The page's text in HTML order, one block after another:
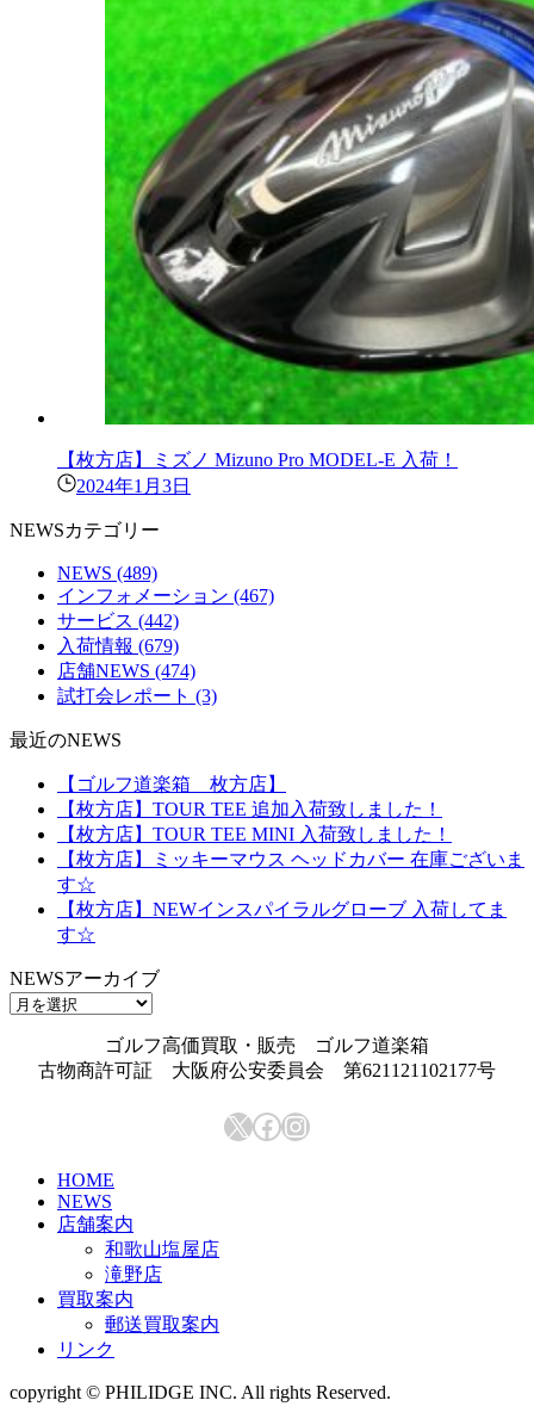
【枚方店】ミズノ Mizuno Pro MODEL-E 入荷！
2024年1月3日
NEWSカテゴリー
NEWS (489)
インフォメーション (467)
サービス (442)
入荷情報 (679)
店舗NEWS (474)
試打会レポート (3)
最近のNEWS
【ゴルフ道楽箱 枚方店】
【枚方店】TOUR TEE 追加入荷致しました！
【枚方店】TOUR TEE MINI 入荷致しました！
【枚方店】ミッキーマウス ヘッドカバー 在庫ございま
す☆
【枚方店】NEWインスパイラルグローブ 入荷してま
す☆
NEWSアーカイブ
NEWS
ゴルフ高価買取・販売 ゴルフ道楽箱
古物商許可証 大阪府公安委員会 第621121102177号
X Facebook
Instagram
HOME
NEWS
店舗案内
和歌山塩屋店
滝野店
買取案内
郵送買取案内
リンク
copyright © PHILIDGE INC. All rights Reserved.